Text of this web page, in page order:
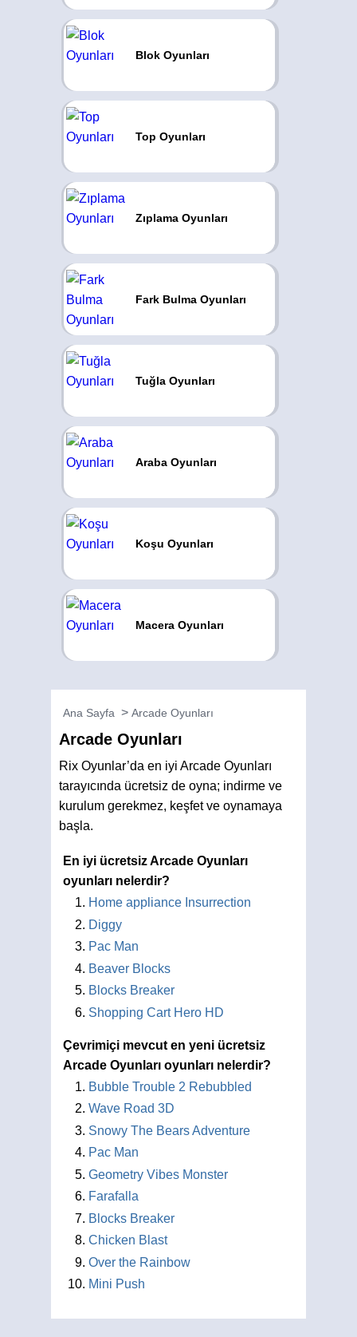
Blok Oyunları
Top Oyunları
Zıplama Oyunları
Fark Bulma Oyunları
Tuğla Oyunları
Araba Oyunları
Koşu Oyunları
Macera Oyunları
Ana Sayfa Arcade Oyunları
Arcade Oyunları
Rix Oyunlar’da en iyi Arcade Oyunları
tarayıcında ücretsiz de oyna; indirme ve
kurulum gerekmez, keşfet ve oynamaya
başla.
En iyi ücretsiz Arcade Oyunları
oyunları nelerdir?
Home appliance Insurrection
Diggy
Pac Man
Beaver Blocks
Blocks Breaker
Shopping Cart Hero HD
Çevrimiçi mevcut en yeni ücretsiz
Arcade Oyunları oyunları nelerdir?
Bubble Trouble 2 Rebubbled
Wave Road 3D
Snowy The Bears Adventure
Pac Man
Geometry Vibes Monster
Farafalla
Blocks Breaker
Chicken Blast
Over the Rainbow
Mini Push